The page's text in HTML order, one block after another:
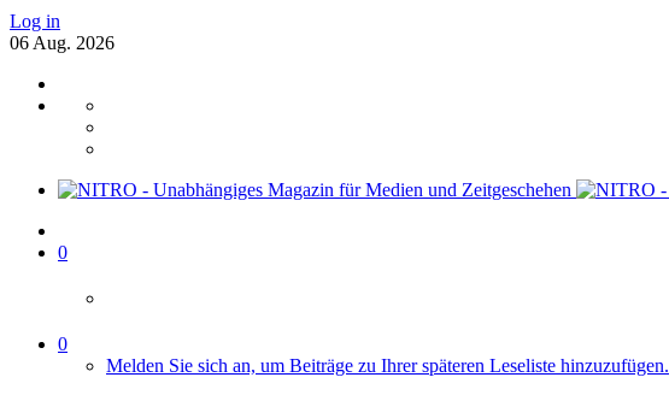
Log in
06 Aug. 2026
0
0
Melden Sie sich an, um Beiträge zu Ihrer späteren Leseliste hinzuzufügen.